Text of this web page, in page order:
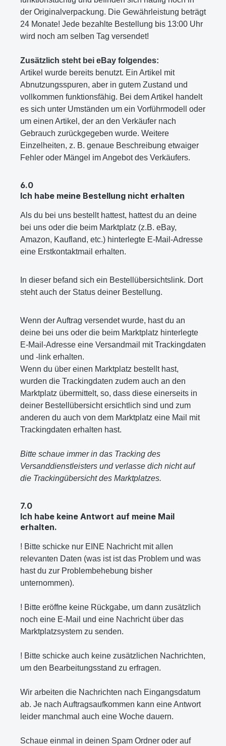
der Originalverpackung. Die Gewährleistung beträgt
24 Monate! Jede bezahlte Bestellung bis 13:00 Uhr
wird noch am selben Tag versendet!
Zusätzlich steht bei eBay folgendes:
Artikel wurde bereits benutzt. Ein Artikel mit
Abnutzungsspuren, aber in gutem Zustand und
vollkommen funktionsfähig. Bei dem Artikel handelt
es sich unter Umständen um ein Vorführmodell oder
um einen Artikel, der an den Verkäufer nach
Gebrauch zurückgegeben wurde. Weitere
Einzelheiten, z. B. genaue Beschreibung etwaiger
Fehler oder Mängel im Angebot des Verkäufers.
6.0
Ich habe meine Bestellung nicht erhalten
Als du bei uns bestellt hattest, hattest du an deine
bei uns oder die beim Marktplatz (z.B. eBay,
Amazon, Kaufland, etc.) hinterlegte E-Mail-Adresse
eine Erstkontaktmail erhalten.
In dieser befand sich ein Bestellübersichtslink. Dort
steht auch der Status deiner Bestellung.
Wenn der Auftrag versendet wurde, hast du an
deine bei uns oder die beim Marktplatz hinterlegte
E-Mail-Adresse eine Versandmail mit Trackingdaten
und -link erhalten.
Wenn du über einen Marktplatz bestellt hast,
wurden die Trackingdaten zudem auch an den
Marktplatz übermittelt, so, dass diese einerseits in
deiner Bestellübersicht ersichtlich sind und zum
anderen du auch von dem Marktplatz eine Mail mit
Trackingdaten erhalten hast.
Bitte schaue immer in das Tracking des
Versanddienstleisters und verlasse dich nicht auf
die Trackingübersicht des Marktplatzes.
7.0
Ich habe keine Antwort auf meine Mail
erhalten.
! Bitte schicke nur EINE Nachricht mit allen
relevanten Daten (was ist ist das Problem und was
hast du zur Problembehebung bisher
unternommen).
! Bitte eröffne keine Rückgabe, um dann zusätzlich
noch eine E-Mail und eine Nachricht über das
Marktplatzsystem zu senden.
! Bitte schicke auch keine zusätzlichen Nachrichten,
um den Bearbeitungsstand zu erfragen.
Wir arbeiten die Nachrichten nach Eingangsdatum
ab. Je nach Auftragsaufkommen kann eine Antwort
leider manchmal auch eine Woche dauern.
Schaue einmal in deinen Spam Ordner oder auf